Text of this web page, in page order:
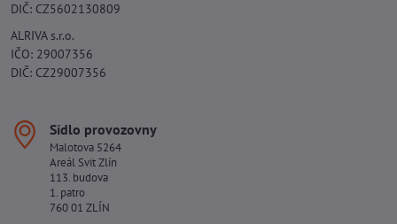
DIČ: CZ5602130809
ALRIVA s.r.o.
IČO: 29007356
DIČ: CZ29007356
Sídlo provozovny
Malotova 5264
Areál Svit Zlín
113. budova
1. patro
760 01 ZLÍN